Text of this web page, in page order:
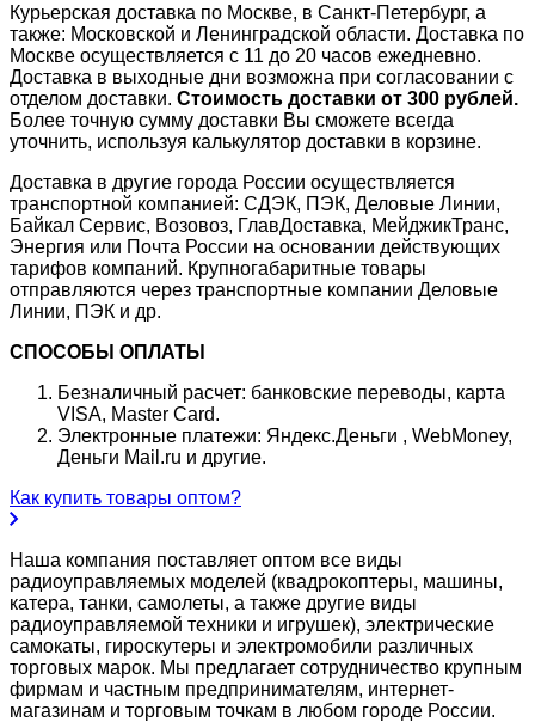
Курьерская доставка по Москве, в Санкт-Петербург, а
также: Московской и Ленинградской области. Доставка по
Москве осуществляется с 11 до 20 часов ежедневно.
Доставка в выходные дни возможна при согласовании с
отделом доставки. Стоимость доставки от 300 рублей.
Более точную сумму доставки Вы сможете всегда
уточнить, используя калькулятор доставки в корзине.
Доставка в другие города России осуществляется
транспортной компанией: СДЭК, ПЭК, Деловые Линии,
Байкал Сервис, Возовоз, ГлавДоставка, МейджикТранс,
Энергия или Почта России на основании действующих
тарифов компаний. Крупногабаритные товары
отправляются через транспортные компании Деловые
Линии, ПЭК и др.
СПОСОБЫ ОПЛАТЫ
Безналичный расчет: банковские переводы, карта
VISA, Master Card.
Электронные платежи: Яндекс.Деньги , WebMoney,
Деньги Mail.ru и другие.
Как купить товары оптом?
Наша компания поставляет оптом все виды
радиоуправляемых моделей (квадрокоптеры, машины,
катера, танки, самолеты, а также другие виды
радиоуправляемой техники и игрушек), электрические
самокаты, гироскутеры и электромобили различных
торговых марок. Мы предлагает сотрудничество крупным
фирмам и частным предпринимателям, интернет-
магазинам и торговым точкам в любом городе России.